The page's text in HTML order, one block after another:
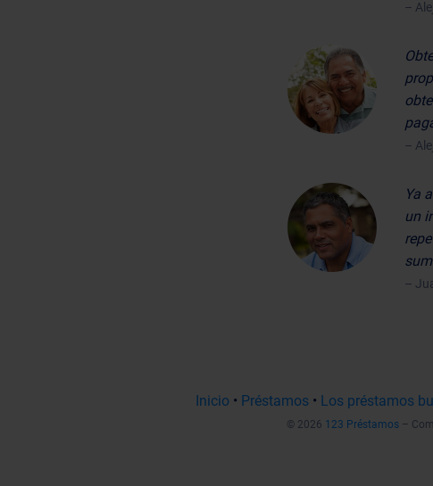
–
–
Ya
un
–
Inicio • Préstamos • Los préstamos
© 2026 123 Préstamos –